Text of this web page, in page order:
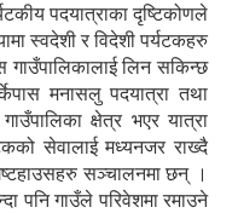
पदयात्राका दृष्टिकोणले
स्वदेशी र विदेशी पर्यटकहरु
गाउँपालिकालाई लिन सकिन्छ
मनासलु पदयात्रा तथा
क्षेत्र भएर यात्रा
सेवालाई मध्यनजर राख्दै
सञ्चालनमा छन् ।
पनि गाउँले परिवेशमा रमाउने